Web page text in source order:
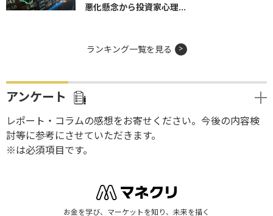
悪化懸念から投資家心理...
ランキング一覧を見る
アンケート
レポート・コラムの感想をお寄せください。今後の内容検
討等に参考にさせていただきます。
※は必須項目です。
お金を学び、マーケットを知り、未来を描く